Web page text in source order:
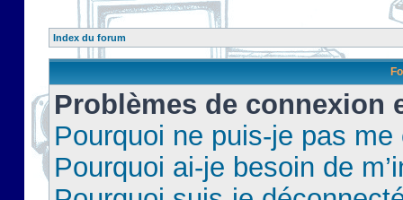
Index du forum
Problèmes de connexion
Pourquoi ne puis-je pas
Pourquoi ai-je besoin de